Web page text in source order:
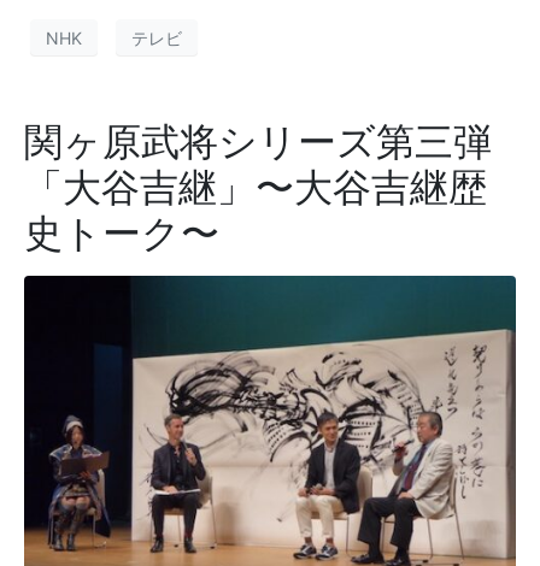
NHK テレビ
関ヶ原武将シリーズ第三弾
「大谷吉継」〜大谷吉継歴
史トーク〜